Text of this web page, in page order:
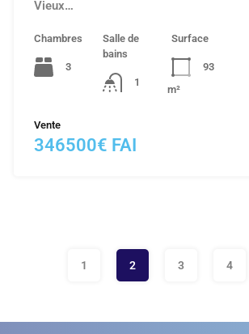
Vieux…
Chambres
3
Salle de
bains
1
Surface
93
m²
Vente
346500€ FAI
1 2 3 4